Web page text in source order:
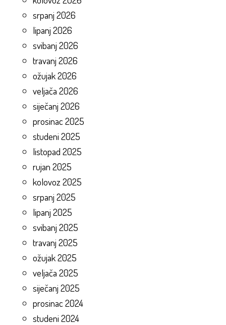
srpanj 2026
lipanj 2026
svibanj 2026
travanj 2026
ožujak 2026
veljača 2026
siječanj 2026
prosinac 2025
studeni 2025
listopad 2025
rujan 2025
kolovoz 2025
srpanj 2025
lipanj 2025
svibanj 2025
travanj 2025
ožujak 2025
veljača 2025
siječanj 2025
prosinac 2024
studeni 2024